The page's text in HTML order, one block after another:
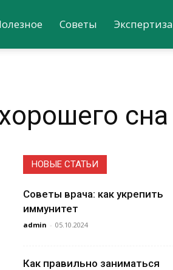
Советы Экспертиза
сна
НОВЫЕ СТАТЬИ
Советы врача: как укрепить
иммунитет
admin - 05.10.2024
Как правильно заниматься